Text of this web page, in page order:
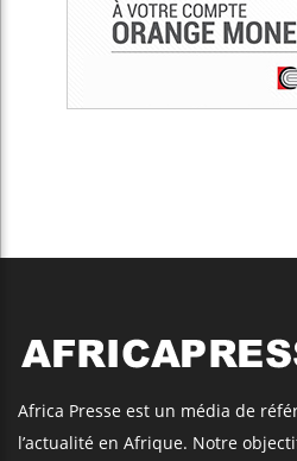
Africa Presse est un média de
l’actualité en Afrique. Notre